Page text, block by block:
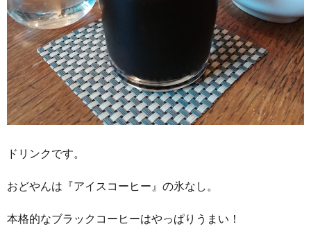
ドリンクです。
おどやんは『アイスコーヒー』の氷なし。
本格的なブラックコーヒーはやっぱりうまい！